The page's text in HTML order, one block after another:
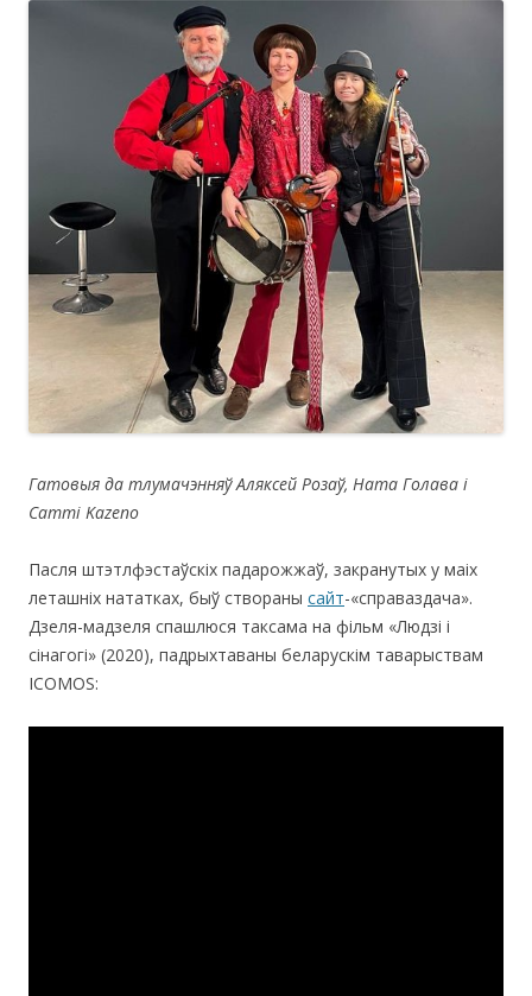
Гатовыя да тлумачэнняў Аляксей Розаў, Ната Голава і
Cammi Kazeno
Пасля штэтлфэстаўскіх падарожжаў, закранутых у маіх
леташніх нататках, быў створаны сайт-«справаздача».
Дзеля-мадзеля спашлюся таксама на фільм «Людзі і
сінагогі» (2020), падрыхтаваны беларускім таварыствам
ІСОMOS: